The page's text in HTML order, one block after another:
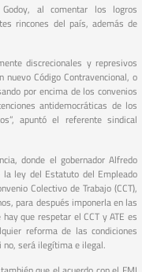
al comentar los logros
rincones del país, además de
discrecionales y represivos
Código Contravencional, o
por encima de los convenios
antidemocráticas de los
apuntó el referente sindical
donde el gobernador Alfredo
la ley del Estatuto del Empleado
Colectivo de Trabajo (CCT),
para después imponerla en las
que respetar el CCT y ATE es
reforma de las condiciones
será ilegítima e ilegal.